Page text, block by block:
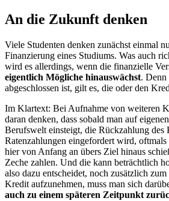
An die Zukunft denken
Viele Studenten denken zunächst einmal
Finanzierung eines Studiums. Was auch
wird es allerdings, wenn die finanzielle
eigentlich Mögliche hinauswächst. Denn
abgeschlossen ist, gilt es, die oder den
Im Klartext: Bei Aufnahme von weiteren
daran denken, dass sobald man auf
Berufswelt einsteigt, die Rückzahlung des
Ratenzahlungen eingefordert wird,
hier von Anfang an übers Ziel hinaus
Zeche zahlen. Und die kann beträchtlich
also dazu entscheidet, noch zusätzlich
Kredit aufzunehmen, muss man sich
auch zu einem späteren Zeitpunkt